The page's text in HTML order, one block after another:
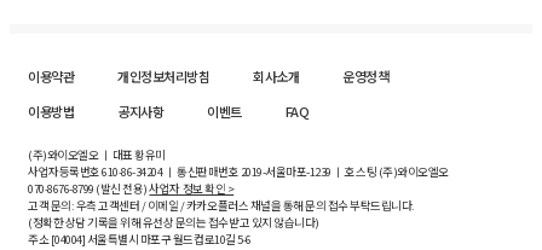
이용약관 개인정보처리방침 회사소개
운영정책
이용방법
공지사항 이벤트 FAQ
(주)와이오엘오 ㅣ 대표 황유미
사업자등록번호610-86-34204ㅣ 통신판매번호 2019-서울마포-1239 ㅣ 호스팅 (주)와이오엘오
070-8676-8799 (발신 전용)사업자 정보 확인 >
고객 문의: 우측 고객센터 / 이메일 / 카카오플러스 채널을 통해 문의 접수 부탁드립니다.
(정확한 상담 기록을 위해 유선상 문의는 접수받고 있지 않습니다)
주소 [04004] 서울특별시 마포구 월드컵로10길5-6